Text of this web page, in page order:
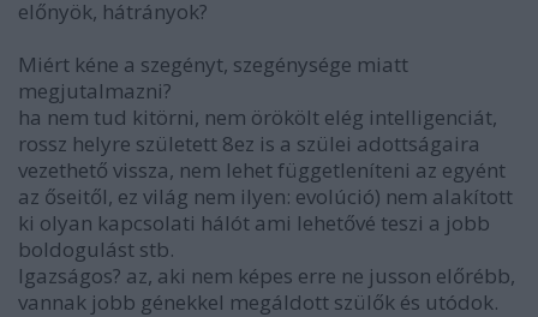
előnyök, hátrányok?
Miért kéne a szegényt, szegénysége miatt
megjutalmazni?
ha nem tud kitörni, nem örökölt elég intelligenciát,
rossz helyre született 8ez is a szülei adottságaira
vezethető vissza, nem lehet függetleníteni az egyént
az őseitől, ez világ nem ilyen: evolúció) nem alakított
ki olyan kapcsolati hálót ami lehetővé teszi a jobb
boldogulást stb.
Igazságos? az, aki nem képes erre ne jusson előrébb,
vannak jobb génekkel megáldott szülők és utódok.